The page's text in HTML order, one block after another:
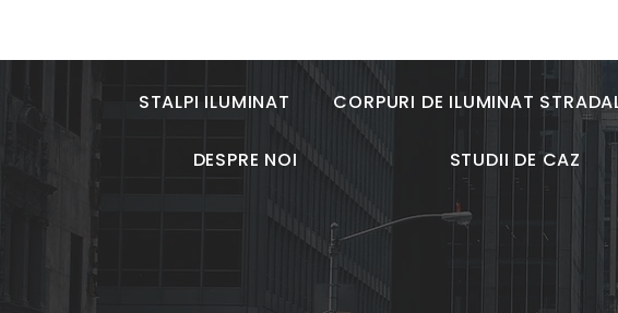
STALPI ILUMINAT CORPURI DE ILUMINAT
DESPRE NOI STUDII DE CAZ